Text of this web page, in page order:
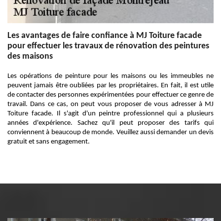
Les avantages de faire confiance à MJ Toiture facade
pour effectuer les travaux de rénovation des peintures
des maisons
Les opérations de peinture pour les maisons ou les immeubles ne
peuvent jamais être oubliées par les propriétaires. En fait, il est utile
de contacter des personnes expérimentées pour effectuer ce genre de
travail. Dans ce cas, on peut vous proposer de vous adresser à MJ
Toiture facade. Il s'agit d'un peintre professionnel qui a plusieurs
années d'expérience. Sachez qu'il peut proposer des tarifs qui
conviennent à beaucoup de monde. Veuillez aussi demander un devis
gratuit et sans engagement.